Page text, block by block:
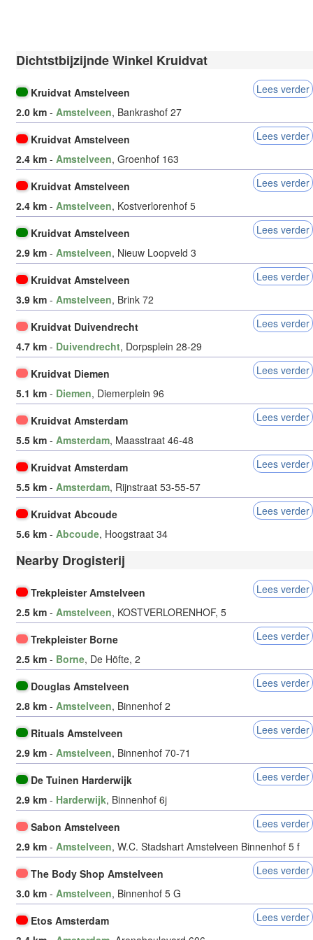
Dichtstbijzijnde Winkel Kruidvat
Kruidvat Amstelveen
Lees verder
2.0 km - Amstelveen, Bankrashof 27
Kruidvat Amstelveen
Lees verder
2.4 km - Amstelveen, Groenhof 163
Kruidvat Amstelveen
Lees verder
2.4 km - Amstelveen, Kostverlorenhof 5
Kruidvat Amstelveen
Lees verder
2.9 km - Amstelveen, Nieuw Loopveld 3
Kruidvat Amstelveen
Lees verder
3.9 km - Amstelveen, Brink 72
Kruidvat Duivendrecht
Lees verder
4.7 km - Duivendrecht, Dorpsplein 28-29
Kruidvat Diemen
Lees verder
5.1 km - Diemen, Diemerplein 96
Kruidvat Amsterdam
Lees verder
5.5 km - Amsterdam, Maasstraat 46-48
Kruidvat Amsterdam
Lees verder
5.5 km - Amsterdam, Rijnstraat 53-55-57
Kruidvat Abcoude
Lees verder
5.6 km - Abcoude, Hoogstraat 34
Nearby Drogisterij
Trekpleister Amstelveen
Lees verder
2.5 km - Amstelveen, KOSTVERLORENHOF, 5
Trekpleister Borne
Lees verder
2.5 km - Borne, De Höfte, 2
Douglas Amstelveen
Lees verder
2.8 km - Amstelveen, Binnenhof 2
Rituals Amstelveen
Lees verder
2.9 km - Amstelveen, Binnenhof 70-71
De Tuinen Harderwijk
Lees verder
2.9 km - Harderwijk, Binnenhof 6j
Sabon Amstelveen
Lees verder
2.9 km - Amstelveen, W.C. Stadshart Amstelveen Binnenhof 5 f
The Body Shop Amstelveen
Lees verder
3.0 km - Amstelveen, Binnenhof 5 G
Etos Amsterdam
Lees verder